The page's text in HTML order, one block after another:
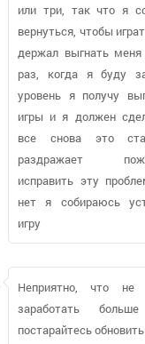
или три, так что я
вернуться, чтобы
держал выгнать
раз, когда я буду
уровень я получу
игры и я должен
все снова это
раздражает
исправить эту
нет я собираюсь
игру
Неприятно, что не
заработать
постарайтесь